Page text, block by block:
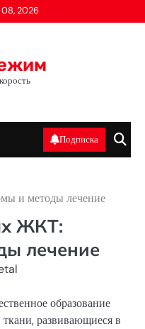
08, 2026
Подписка
и методы лечение
ЖКТ:
лечение
образование
развивающиеся в